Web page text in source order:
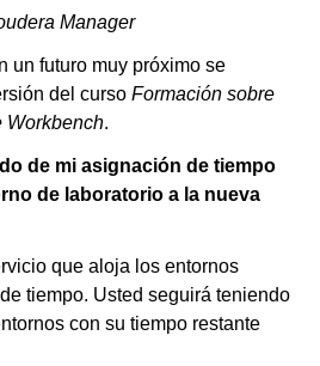
Manager
un futuro muy próximo se
del curso Formación sobre
Workbench.
de mi asignación de tiempo
de laboratorio a la nueva
que aloja los entornos
tiempo. Usted seguirá teniendo
con su tiempo restante